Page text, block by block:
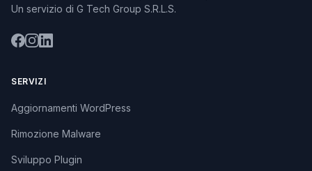
Un servizio di G Tech Group S.R.L.S.
SERVIZI
Aggiornamenti WordPress
Rimozione Malware
Sviluppo Plugin